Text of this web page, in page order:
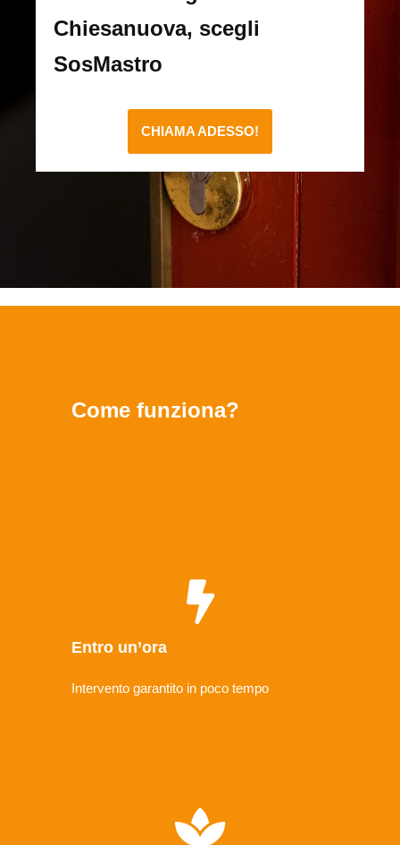
Chiesanuova, scegli
SosMastro
CHIAMA ADESSO!
Come funziona?
Entro un’ora
Intervento garantito in poco tempo